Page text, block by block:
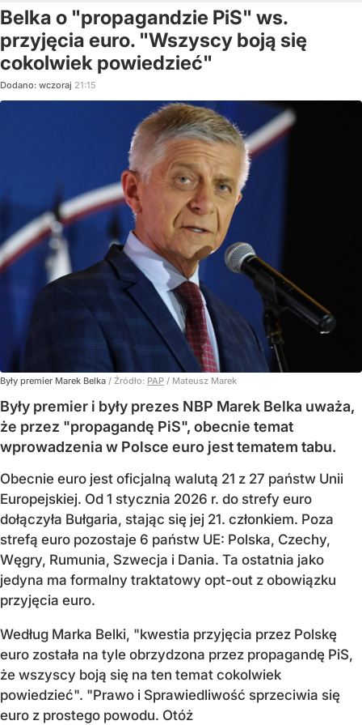
Belka o "propagandzie PiS" ws.
przyjęcia euro. "Wszyscy boją się
cokolwiek powiedzieć"
Dodano: wczoraj 21:15
Były premier Marek Belka / Źródło: PAP / Mateusz Marek
Były premier i były prezes NBP Marek Belka uważa,
że przez "propagandę PiS", obecnie temat
wprowadzenia w Polsce euro jest tematem tabu.
Obecnie euro jest oficjalną walutą 21 z 27 państw Unii
Europejskiej. Od 1 stycznia 2026 r. do strefy euro
dołączyła Bułgaria, stając się jej 21. członkiem. Poza
strefą euro pozostaje 6 państw UE: Polska, Czechy,
Węgry, Rumunia, Szwecja i Dania. Ta ostatnia jako
jedyna ma formalny traktatowy opt-out z obowiązku
przyjęcia euro.
Według Marka Belki, "kwestia przyjęcia przez Polskę
euro została na tyle obrzydzona przez propagandę PiS,
że wszyscy boją się na ten temat cokolwiek
powiedzieć". "Prawo i Sprawiedliwość sprzeciwia się
euro z prostego powodu. Otóż